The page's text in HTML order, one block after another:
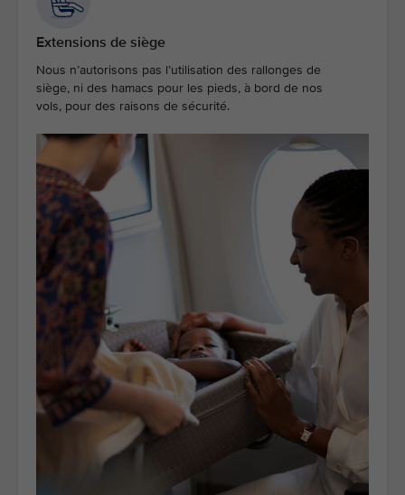
Extensions de siège
Nous n’autorisons pas l’utilisation des rallonges de
siège, ni des hamacs pour les pieds, à bord de nos
vols, pour des raisons de sécurité.